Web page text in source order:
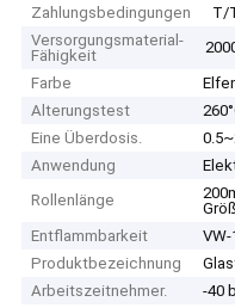
Zahlungsbedingungen
T/
Versorgungsmaterial-
Fähigkeit
Farbe
Alterungstest
Eine Überdosis.
Anwendung
Rollenlänge
Entflammbarkeit
VW-
Produktbezeichnung
Arbeitszeitnehmer.
-40